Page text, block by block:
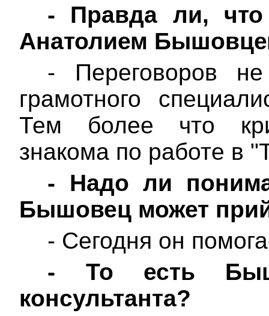
-
Правда ли,
Анатолием
- Переговоров
грамотного
Тем более что
знакома по работе в
-
Надо ли
Бышовец может
- Сегодня он
-
То есть
консультанта?